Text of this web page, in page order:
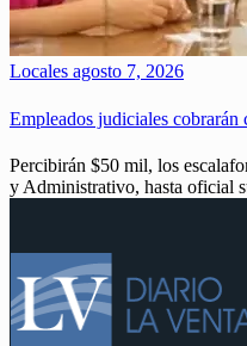
Locales agosto 7, 2026
Empleados judiciales cobrarán
Percibirán $50 mil, los
y Administrativo, hasta oficial